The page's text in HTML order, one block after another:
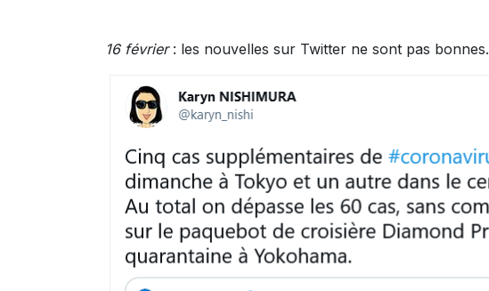
16 février: les nouvelles sur Twitter ne sont pas bonnes.